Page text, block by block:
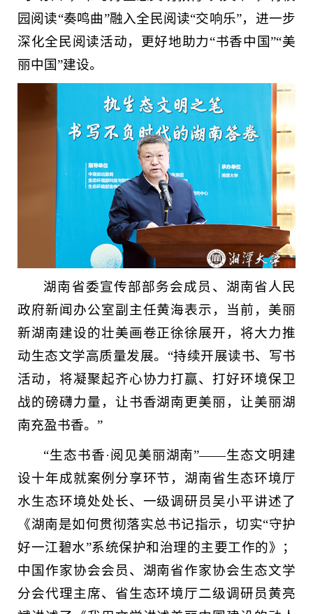
园阅读“奏鸣曲”融入全民阅读“交响乐”，进一步
深化全民阅读活动，更好地助力“书香中国”“美
丽中国”建设。
湖南省委宣传部部务会成员、湖南省人民
政府新闻办公室副主任黄海表示，当前，美丽
新湖南建设的壮美画卷正徐徐展开，将大力推
动生态文学高质量发展。“持续开展读书、写书
活动，将凝聚起齐心协力打赢、打好环境保卫
战的磅礴力量，让书香湖南更美丽，让美丽湖
南充盈书香。”
“生态书香·阅见美丽湖南”——生态文明建
设十年成就案例分享环节，湖南省生态环境厅
水生态环境处处长、一级调研员吴小平讲述了
《湖南是如何贯彻落实总书记指示，切实“守护
好一江碧水”系统保护和治理的主要工作的》；
中国作家协会会员、湖南省作家协会生态文学
分会代理主席、省生态环境厅二级调研员黄亮